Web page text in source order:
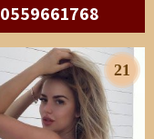
0559661768
21